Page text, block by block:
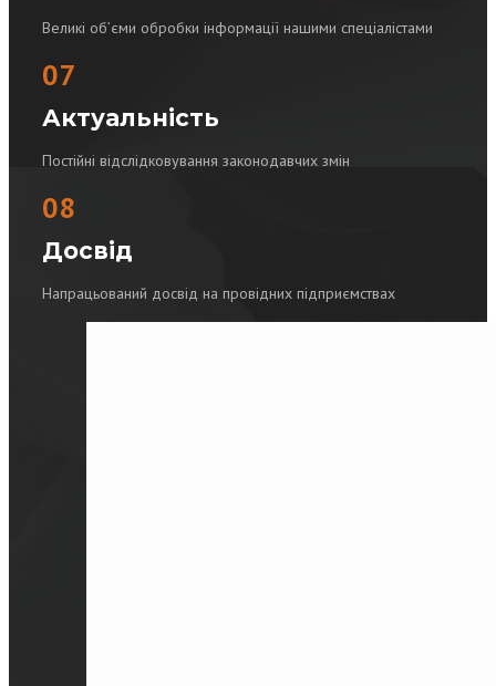
Великі об’єми обробки інформації нашими спеціалістами
07
Актуальність
Постійні відслідковування законодавчих змін
08
Досвід
Напрацьований досвід на провідних підприємствах